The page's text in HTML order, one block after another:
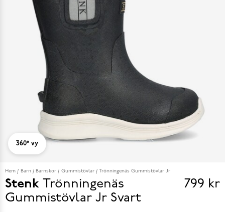
360° vy
Hem Barn Barnskor Gummistövlar Trönningenäs Gummistövlar Jr
Stenk Trönningenäs
Gummistövlar Jr Svart
Pris
799 kr